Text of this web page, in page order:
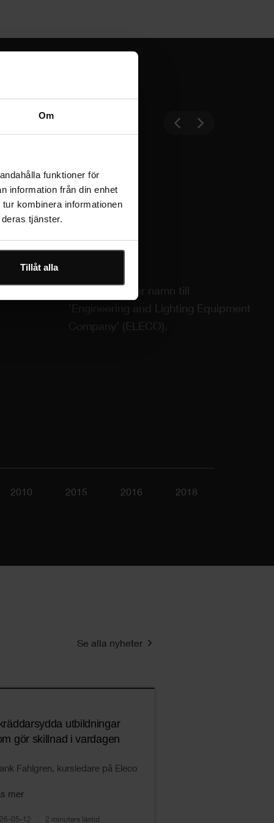
Om
funktioner för
information från din enhet
kombinera informationen
tjänster.
Tillåt alla
Företaget byter namn till
’Engineering and Lighting Equipment
Company’ (ELECO).
2010 2015 2016 2018
Se alla nyheter
utbildningar
gör skillnad i vardagen
Fahlgren, kursledare på Eleco
mer
05-12 2 minuters lästid